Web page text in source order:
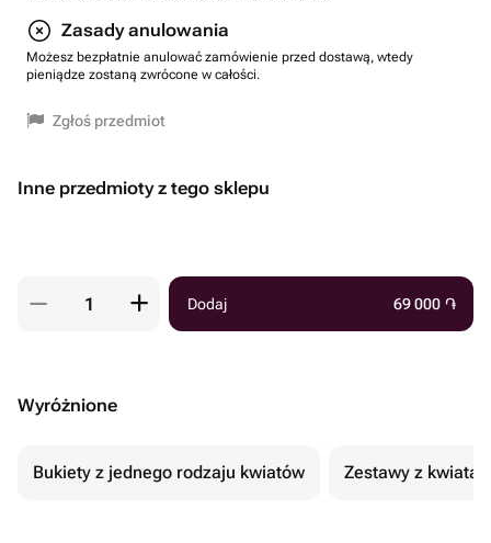
Zasady anulowania
Możesz bezpłatnie anulować zamówienie przed dostawą, wtedy
pieniądze zostaną zwrócone w całości.
Zgłoś przedmiot
Inne przedmioty z tego sklepu
Dodaj 69 000 ֏
Wyróżnione
Bukiety z jednego rodzaju kwiatów Zestawy z